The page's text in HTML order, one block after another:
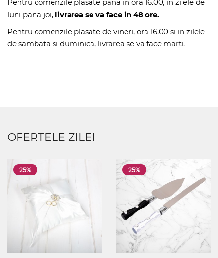
Pentru comenzile plasate pana in ora 16.00, in zilele de
luni pana joi, livrarea se va face in 48 ore.
Pentru comenzile plasate de vineri, ora 16.00 si in zilele
de sambata si duminica, livrarea se va face marti.
OFERTELE ZILEI
25% 25%